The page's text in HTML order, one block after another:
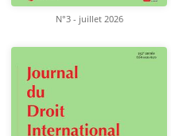
N°3 - juillet 2026